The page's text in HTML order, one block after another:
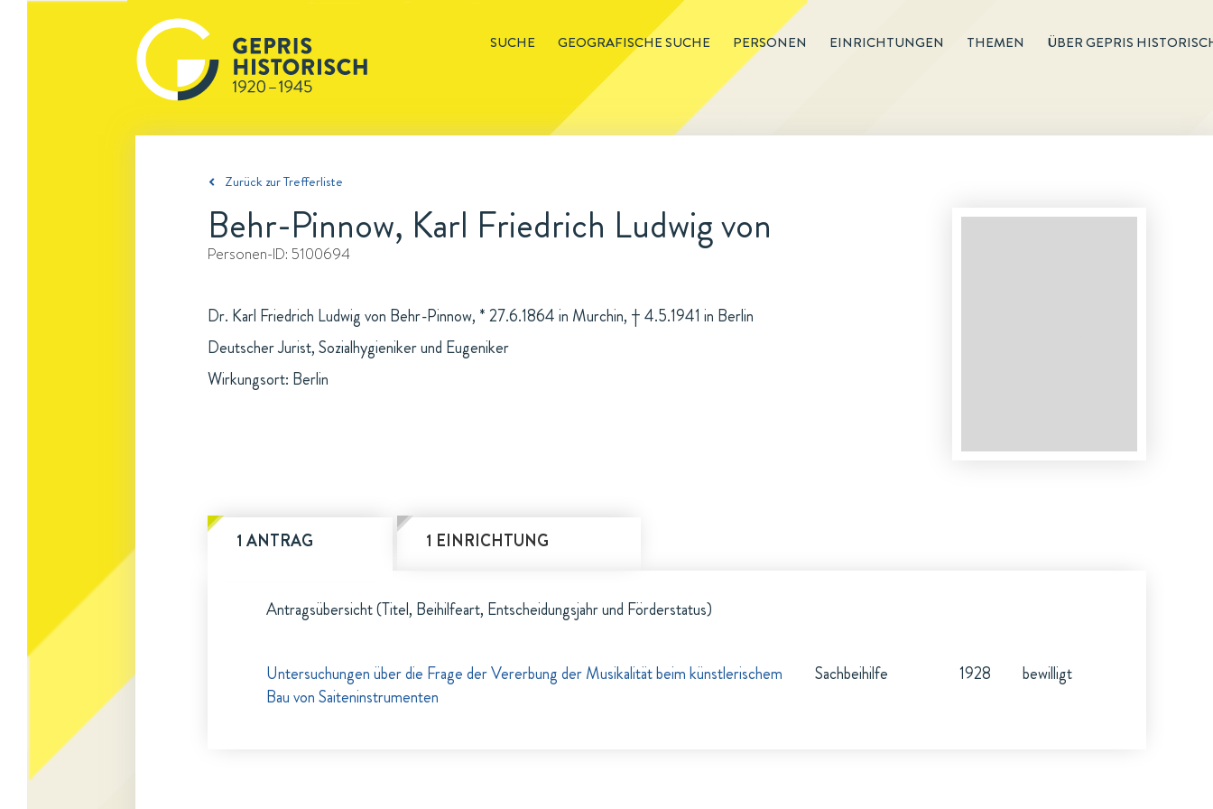
SUCHE GEOGRAFISCHE SUCHE PERSONEN EINRICHTUNGEN THEMEN ÜBER GEPRIS
Zurück zur Trefferliste
Behr-Pinnow, Karl Friedrich Ludwig von
Personen-ID: 5100694
Dr. Karl Friedrich Ludwig von Behr-Pinnow, * 27.6.1864 in Murchin, † 4.5.1941 in Berlin
Deutscher Jurist, Sozialhygieniker und Eugeniker
Wirkungsort: Berlin
1 ANTRAG 1 EINRICHTUNG
Antragsübersicht (Titel, Beihilfeart, Entscheidungsjahr und Förderstatus)
Untersuchungen über die Frage der Vererbung der Musikalität beim künstlerischem
Bau von Saiteninstrumenten
Sachbeihilfe 1928 bewilligt